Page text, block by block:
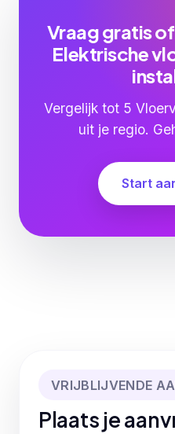
Vraag gratis
Elektrische
Vergelijk tot 5
uit je regio.
Start
VRIJBLIJVENDE
Plaats je